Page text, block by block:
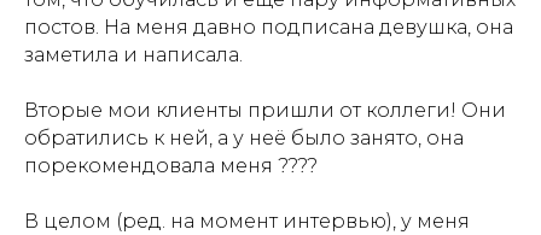
постов. На меня давно подписана девушка, она
заметила и написала.
Вторые мои клиенты пришли от коллеги! Они
обратились к ней, а у неё было занято, она
порекомендовала меня ????
В целом (ред. на момент интервью), у меня